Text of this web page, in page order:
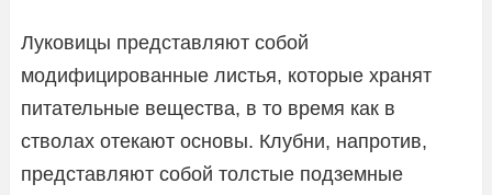
Луковицы представляют собой
модифицированные листья, которые хранят
питательные вещества, в то время как в
стволах отекают основы. Клубни, напротив,
представляют собой толстые подземные